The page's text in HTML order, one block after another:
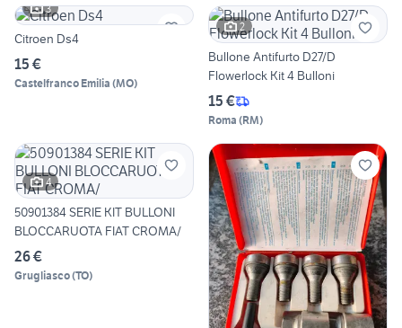
3
Citroen Ds4
15 €
Castelfranco Emilia (MO)
2
Bullone Antifurto D27/D
Flowerlock Kit 4 Bulloni
15 €
Roma (RM)
4
50901384 SERIE KIT BULLONI
BLOCCARUOTA FIAT CROMA/
26 €
Grugliasco(TO)